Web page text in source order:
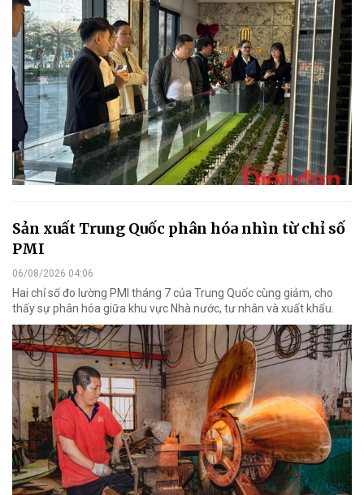
Sản xuất Trung Quốc phân hóa nhìn từ chỉ số
PMI
06/08/2026 04:06
Hai chỉ số đo lường PMI tháng 7 của Trung Quốc cùng giảm, cho
thấy sự phân hóa giữa khu vực Nhà nước, tư nhân và xuất khẩu.